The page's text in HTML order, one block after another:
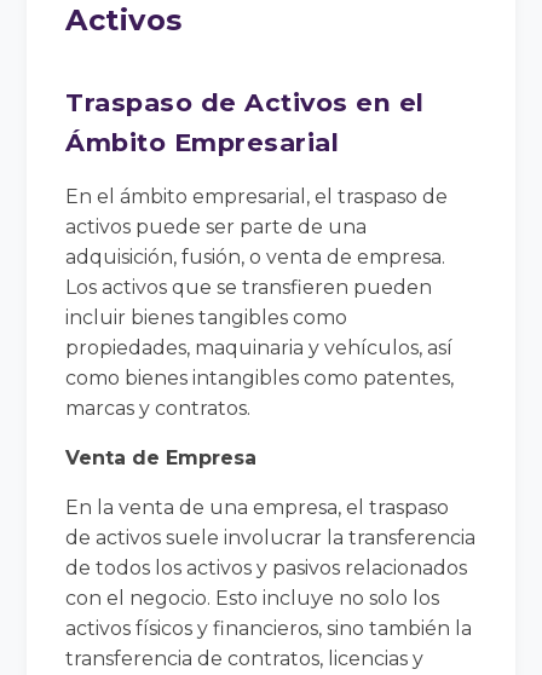
Activos
Traspaso de Activos en el
Ámbito Empresarial
En el ámbito empresarial, el traspaso de
activos puede ser parte de una
adquisición, fusión, o venta de empresa.
Los activos que se transfieren pueden
incluir bienes tangibles como
propiedades, maquinaria y vehículos, así
como bienes intangibles como patentes,
marcas y contratos.
Venta de Empresa
En la venta de una empresa, el traspaso
de activos suele involucrar la transferencia
de todos los activos y pasivos relacionados
con el negocio. Esto incluye no solo los
activos físicos y financieros, sino también la
transferencia de contratos, licencias y